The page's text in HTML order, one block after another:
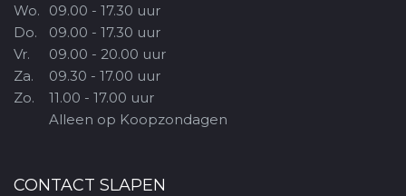
Wo.
Do.
Vr.
Za.
Zo.
09.00 - 17.30 uur
09.00 - 17.30 uur
09.00 - 20.00 uur
09.30 - 17.00 uur
11.00 - 17.00 uur
Alleen op Koopzondagen
CONTACT SLAPEN